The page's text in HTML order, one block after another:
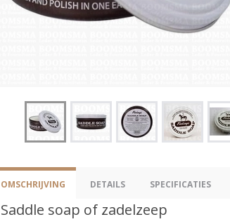
OMSCHRIJVING DETAILS SPECIFICATIES
Saddle soap of zadelzeep